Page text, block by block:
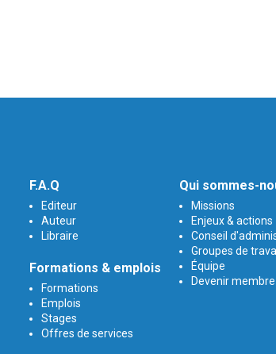
F.A.Q
Editeur
Auteur
Libraire
Formations & emplois
Formations
Emplois
Stages
Offres de services
Qui sommes-
Missions
Enjeux & actions
Conseil
Groupes de
Équipe
Devenir membre